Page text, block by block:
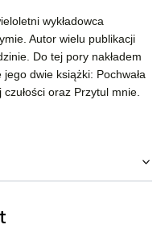
wykładowca
Autor wielu publikacji
Do tej pory nakładem
dwie książki: Pochwała
oraz Przytul mnie.